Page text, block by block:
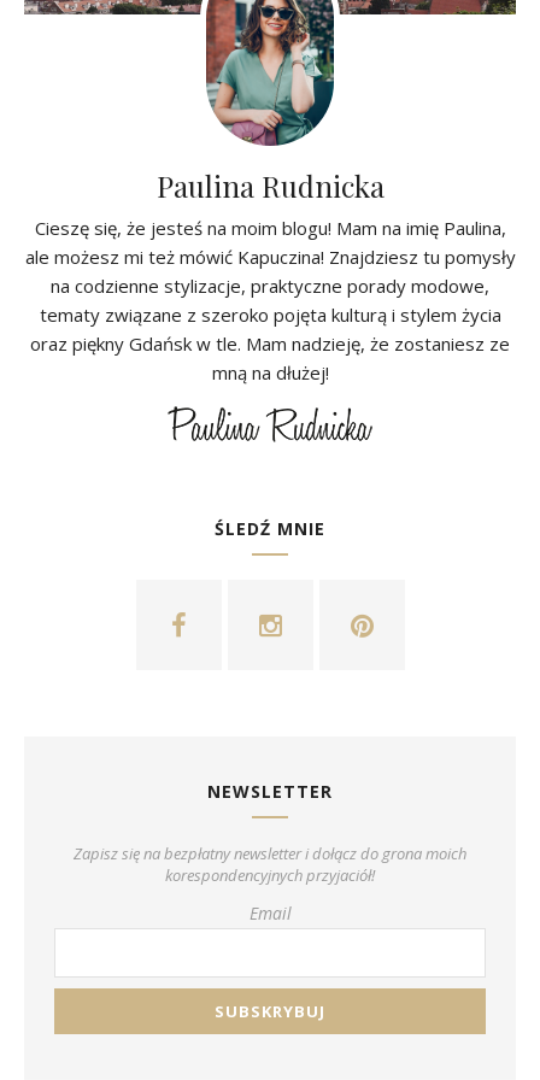
Paulina Rudnicka
Cieszę się, że jesteś na moim blogu! Mam na imię Paulina,
ale możesz mi też mówić Kapuczina! Znajdziesz tu pomysły
na codzienne stylizacje, praktyczne porady modowe,
tematy związane z szeroko pojęta kulturą i stylem życia
oraz piękny Gdańsk w tle. Mam nadzieję, że zostaniesz ze
mną na dłużej!
ŚLEDŹ MNIE
NEWSLETTER
Zapisz się na bezpłatny newsletter i dołącz do grona moich
korespondencyjnych przyjaciół!
Email